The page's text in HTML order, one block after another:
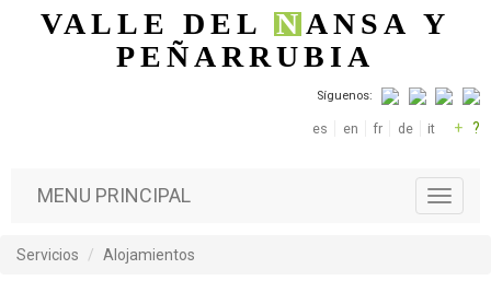
Pasar al contenido principal
VALLE DELNANSA Y
PEÑARRUBIA
Síguenos:
es en fr de it + ?
T
o
MENU PRINCIPAL
Servicios Alojamientos